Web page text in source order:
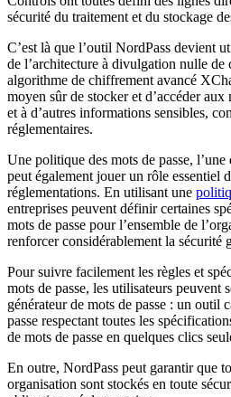
sécurité du traitement et du stockage
C’est là que l’outil NordPass devient
de l’architecture à divulgation nulle de
algorithme de chiffrement avancé
moyen sûr de stocker et d’accéder aux
et à d’autres informations sensibles,
réglementaires.
Une politique des mots de passe,
peut également jouer un rôle essentiel
réglementations. En utilisant une
entreprises peuvent définir certaines
mots de passe pour l’ensemble de
renforcer considérablement la sécurité
Pour suivre facilement les règles et
mots de passe, les utilisateurs peuvent
générateur de mots de passe : un outil
passe respectant toutes les
de mots de passe en quelques clics
En outre, NordPass peut garantir que
organisation sont stockés en toute